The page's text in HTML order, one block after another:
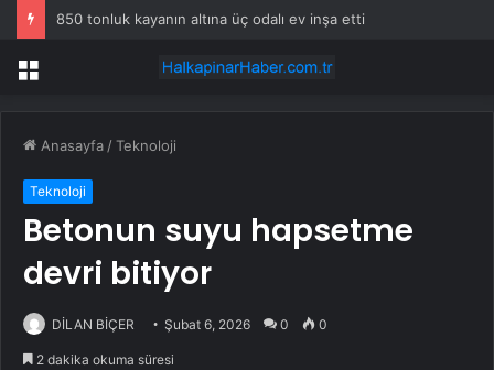
850 tonluk kayanın altına üç odalı ev inşa etti
Menü
Anasayfa /Teknoloji
Teknoloji
Betonun suyu hapsetme
devri bitiyor
DİLAN BİÇER Şubat 6, 2026 0 0
2 dakika okuma süresi